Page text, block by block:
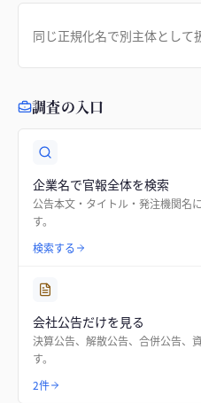
同じ正規化名で別主体として
調査の入口
企業名で官報全体を検索
公告本文・タイトル・発注機関名
す。
検索する
会社公告だけを見る
決算公告、解散公告、合併公告、
す。
2件